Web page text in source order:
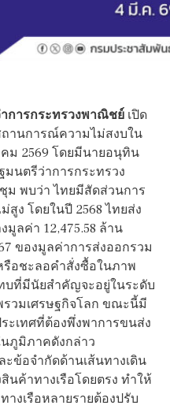
การกระทรวงพาณิชย์ เปิด
ถานการณ์ความไม่สงบใน
ม 2569 โดยมีนายอนุทิน
นตรีว่าการกระทรวง
ม พบว่า ไทยมีสัดส่วนการ
สูง โดยในปี 2568 ไทยส่ง
ลค่า 12,475.58 ล้าน
ของมูลค่าการส่งออกรวม
อชะลอคำสั่งซื้อในภาพ
บที่มีนัยสำคัญจะอยู่ในระดับ
วมเศรษฐกิจโลก ขณะนี้มี
ะเทศที่ต้องพึ่งพาการขนส่ง
ภูมิภาคดังกล่าว
ข้อจำกัดด้านเส้นทางเดิน
นค้าทางเรือโดยตรง ทำให้
งเรือหลายรายต้องปรับ